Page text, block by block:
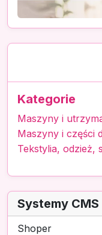
Kategorie
Maszyny i
Maszyny i części
Tekstylia, odzież,
Systemy CMS
Shoper